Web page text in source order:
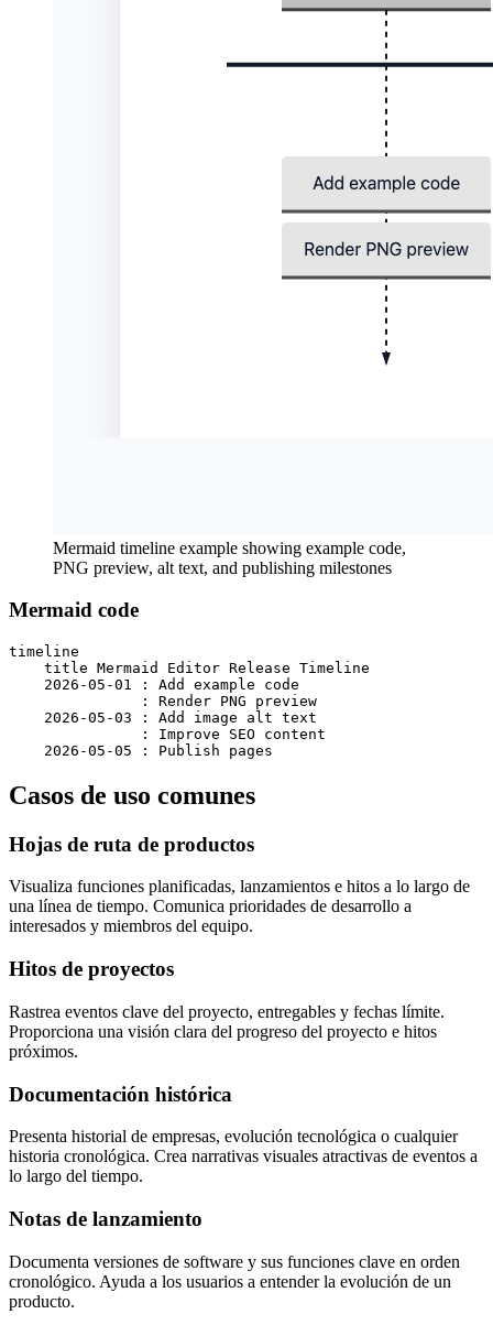
Mermaid timeline example showing example code,
PNG preview, alt text, and publishing milestones
Mermaid code
timeline
    title Mermaid Editor Release Timeline
    2026-05-01 : Add example code
               : Render PNG preview
    2026-05-03 : Add image alt text
               : Improve SEO content
    2026-05-05 : Publish pages
Casos de uso comunes
Hojas de ruta de productos
Visualiza funciones planificadas, lanzamientos e hitos a lo largo de
una línea de tiempo. Comunica prioridades de desarrollo a
interesados y miembros del equipo.
Hitos de proyectos
Rastrea eventos clave del proyecto, entregables y fechas límite.
Proporciona una visión clara del progreso del proyecto e hitos
próximos.
Documentación histórica
Presenta historial de empresas, evolución tecnológica o cualquier
historia cronológica. Crea narrativas visuales atractivas de eventos a
lo largo del tiempo.
Notas de lanzamiento
Documenta versiones de software y sus funciones clave en orden
cronológico. Ayuda a los usuarios a entender la evolución de un
producto.